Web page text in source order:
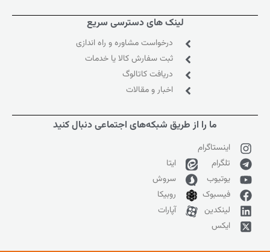
لینک های دسترسی سریع
درخواست مشاوره و راه اندازی
ثبت سفارش کالا یا خدمات
دریافت کاتالوگ
اخبار و مقالات
ما را از طریق شبکه‌های اجتماعی دنبال کنید
اینستاگرام
تلگرام
یوتیوب
فیسبوک
لینکدین
ایکس
ایتا
سروش
روبیکا
آپارات